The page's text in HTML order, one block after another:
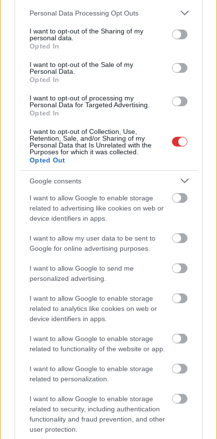
Please note that this website/app uses one or more Google
not limited to your visit or usage behaviour. You may click to
grant or deny consent to Google and its third-party tags to
use your data for below specified purposes in below Google
consent section.
Personal Data Processing Opt Outs
I want to opt-out of the Sharing of my
personal data.
Opted In
I want to opt-out of the Sale of my
Personal Data.
Opted In
I want to opt-out of processing my
Personal Data for Targeted Advertising.
Opted In
I want to opt-out of Collection, Use,
Retention, Sale, and/or Sharing of my
Personal Data that Is Unrelated with the
Purposes for which it was collected.
Opted Out
Google consents
I want to allow Google to enable storage
related to advertising like cookies on web or
device identifiers in apps.
I want to allow my user data to be sent to
Google for online advertising purposes.
I want to allow Google to send me
personalized advertising.
I want to allow Google to enable storage
related to analytics like cookies on web or
device identifiers in apps.
I want to allow Google to enable storage
related to functionality of the website or app.
I want to allow Google to enable storage
related to personalization.
I want to allow Google to enable storage
related to security, including authentication
functionality and fraud prevention, and other
user protection.
Aláírta a Tiszti Klub 400
fejlesztésének
támogatási szerződését
Jászberény nemrégiben
időközi választáson
újraválasztott polgármestere közölte, a Jász Múzeumtól 100
méterre található, helyileg védett Honvéd Jász Kaszinó
felújításának első ütemében az épület magasabb
belmagasságú pincéjét fogják újraszigetelni, hogy az
állagromlást megállítsák. Ezt követően a pince legalább
ugyanezen szakaszban egy éttermet is szeretnének kialakítani
az épületben. Az ingatlant kiállító és rendezvénytérként
képzelik el, ezért elsőként a homlokzatát, tetejét fogják
felújítani, nyílászárókat cserélni és átépítik a földszintet, itt
jegypénztári,…
TOVÁBB OLVASOM
,Jászberény
vették át a mandátumukat
Ma délután a
polgármesteri hivatal
dísztermében átvették
mandátumaikat az